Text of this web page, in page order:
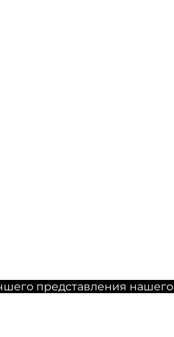
представления нашего